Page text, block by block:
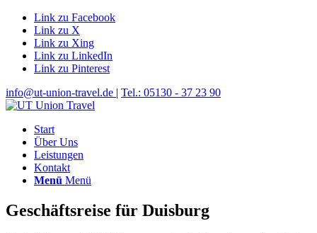
Link zu Facebook
Link zu X
Link zu Xing
Link zu LinkedIn
Link zu Pinterest
info@ut-union-travel.de | Tel.: 05130 - 37 23 90
Start
Über Uns
Leistungen
Kontakt
Menü Menü
Geschäftsreise für Duisburg